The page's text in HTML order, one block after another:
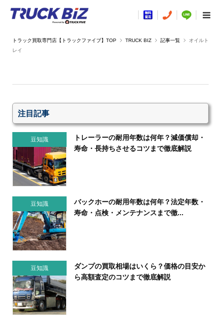
TRUCK BIZ 記事一覧
オイルト
レイ
注目記事
豆知識
トレーラーの耐用年数は何年？減価償却・
寿命・長持ちさせるコツまで徹底解説
豆知識
バックホーの耐用年数は何年？法定年数・
寿命・点検・メンテナンスまで徹...
豆知識
ダンプの買取相場はいくら？価格の目安か
ら高額査定のコツまで徹底解説